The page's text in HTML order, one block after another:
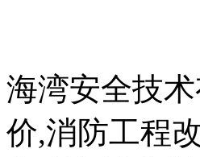
海湾安全技
价,消防工程